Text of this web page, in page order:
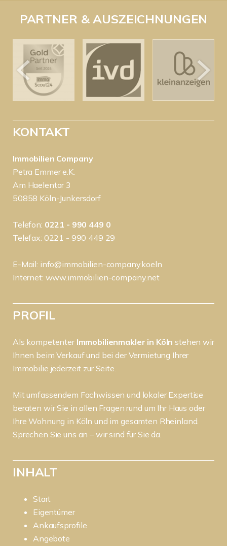
PARTNER & AUSZEICHNUNGEN
KONTAKT
Immobilien Company
Petra Emmer e.K.
Am Haelentor 3
50858 Köln-Junkersdorf
Telefon: 0221 - 990 449 0
Telefax: 0221 - 990 449 29
E-Mail: info@immobilien-company.koeln
Internet: www.immobilien-company.net
PROFIL
Als kompetenter Immobilienmakler in Kölnstehen wir
Ihnen beim Verkauf und bei der Vermietung Ihrer
Immobilie jederzeit zur Seite.
Mit umfassendem Fachwissen und lokaler Expertise
beraten wir Sie in allen Fragen rund um Ihr Haus oder
Ihre Wohnung in Köln und im gesamten Rheinland.
Sprechen Sie uns an – wir sind für Sie da.
INHALT
Start
Eigentümer
Ankaufsprofile
Angebote